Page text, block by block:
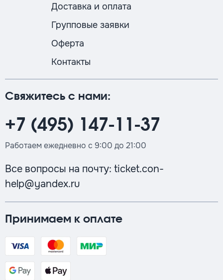
Принимаем к оплате
Свяжитесь с нами:
+7 (495) 147-11-37
Работаем ежедневно с 9:00 до 21:00
Все вопросы на почту: ticket.con-
help@yandex.ru
Доставка и оплата
Групповые заявки
Оферта
Контакты